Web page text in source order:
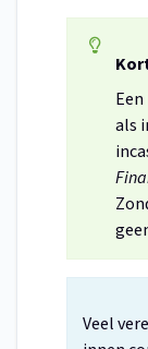
als
Veel